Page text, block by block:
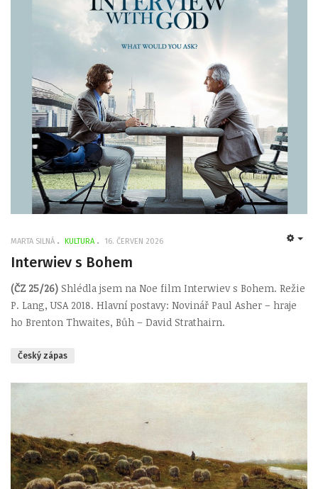
MARTA SILNÁ KULTURA 16. ČERVEN 2026
Interwiev s Bohem
(ČZ 25/26) Shlédla jsem na Noe film Interwiev s Bohem. Režie
P. Lang, USA 2018. Hlavní postavy: Novinář Paul Asher – hraje
ho Brenton Thwaites, Bůh – David Strathairn.
Český zápas